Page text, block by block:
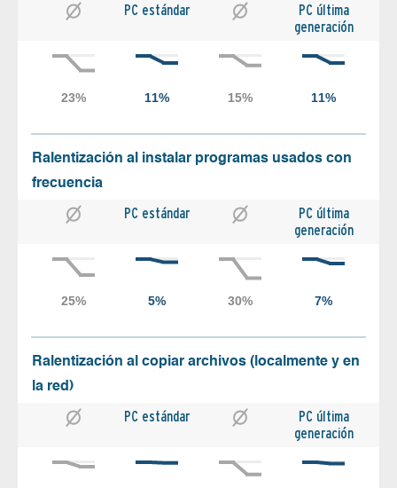
PC estándar
PC última
generación
Ralentización al instalar programas usados con
frecuencia
PC estándar
PC última
generación
Ralentización al copiar archivos (localmente y en
la red)
PC estándar
PC última
generación